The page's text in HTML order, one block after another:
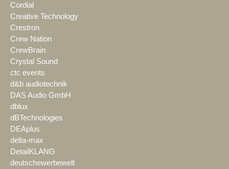
Cordial
Creative Technology
Crestron
Crew Nation
CrewBrain
Crystal Sound
ctc events
d&b audiotechnik
DAS Audio GmbH
dblux
dBTechnologies
DEAplus
delta-max
DetailKLANG
deutschewerbewelt